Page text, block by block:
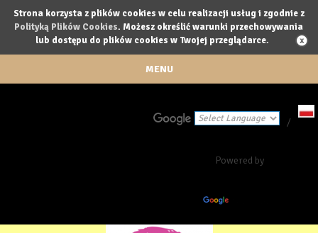
Strona korzysta z plików cookies w celu realizacji usług i zgodnie z
Polityką Plików Cookies. Możesz określić warunki przechowywania
lub dostępu do plików cookies w Twojej przeglądarce.
MENU
Powered by
/